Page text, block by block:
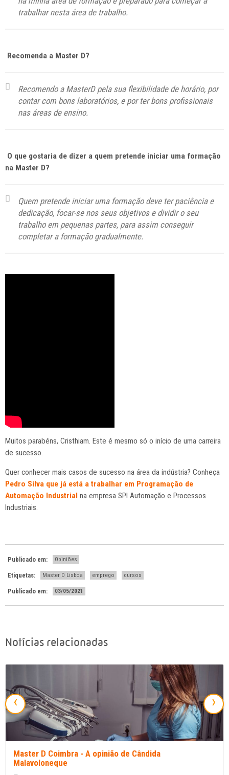
trabalhar nesta área de trabalho.
Recomenda a Master D?
Recomendo a MasterD pela sua flexibilidade de horário, por
contar com bons laboratórios, e por ter bons profissionais
nas áreas de ensino.
O que gostaria de dizer a quem pretende iniciar uma formação
na Master D?
Quem pretende iniciar uma formação deve ter paciência e
dedicação, focar-se nos seus objetivos e dividir o seu
trabalho em pequenas partes, para assim conseguir
completar a formação gradualmente.
Muitos parabéns, Cristhiam. Este é mesmo só o início de uma carreira
de sucesso.
Quer conhecer mais casos de sucesso na área da indústria? Conheça
Pedro Silva que já está a trabalhar em Programação de
Automação Industrial na empresa SPI Automação e Processos
Industriais.
Publicado em: Opiniões
Etiquetas: Master D Lisboa emprego cursos
Publicado em: 03/05/2021
Notícias relacionadas
Master D Coimbra - A opinião de Cândida
Malavoloneque
‹ ›